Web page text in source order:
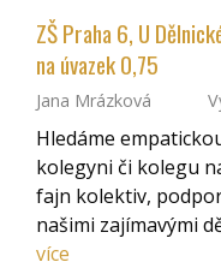
ZŠ Praha 6, U
na úvazek 0,75
Jana Mrázková
Hledáme
kolegyni či kolegu
fajn kolektiv,
našimi zajímavými
více